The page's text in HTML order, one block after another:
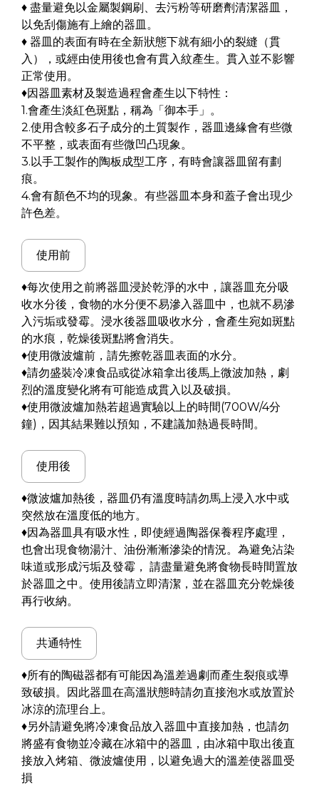
♦ 盡量避免以金屬製鋼刷、去污粉等研磨劑清潔器皿，
以免刮傷施有上繪的器皿。
♦ 器皿的表面有時在全新狀態下就有細小的裂縫（貫
入），或經由使用後也會有貫入紋產生。貫入並不影響
正常使用。
♦因器皿素材及製造過程會產生以下特性：
1.會產生淡紅色斑點，稱為「御本手」。
2.使用含較多石子成分的土質製作，器皿邊緣會有些微
不平整，或表面有些微凹凸現象。
3.以手工製作的陶板成型工序，有時會讓器皿留有劃
痕。
4.會有顏色不均的現象。有些器皿本身和蓋子會出現少
許色差。
使用前
♦每次使用之前將器皿浸於乾淨的水中，讓器皿充分吸
收水分後，食物的水分便不易滲入器皿中，也就不易滲
入污垢或發霉。浸水後器皿吸收水分，會產生宛如斑點
的水痕，乾燥後斑點將會消失。
♦使用微波爐前，請先擦乾器皿表面的水分。
♦請勿盛裝冷凍食品或從冰箱拿出後馬上微波加熱，劇
烈的溫度變化將有可能造成貫入以及破損。
♦使用微波爐加熱若超過實驗以上的時間(700W/4分
鐘)，因其結果難以預知，不建議加熱過長時間。
使用後
♦微波爐加熱後，器皿仍有溫度時請勿馬上浸入水中或
突然放在溫度低的地方。
♦因為器皿具有吸水性，即使經過陶器保養程序處理，
也會出現食物湯汁、油份漸漸滲染的情況。為避免沾染
味道或形成污垢及發霉， 請盡量避免將食物長時間置放
於器皿之中。使用後請立即清潔，並在器皿充分乾燥後
再行收納。
共通特性
♦所有的陶磁器都有可能因為溫差過劇而產生裂痕或導
致破損。因此器皿在高溫狀態時請勿直接泡水或放置於
冰涼的流理台上。
♦另外請避免將冷凍食品放入器皿中直接加熱，也請勿
將盛有食物並冷藏在冰箱中的器皿，由冰箱中取出後直
接放入烤箱、微波爐使用，以避免過大的溫差使器皿受
損